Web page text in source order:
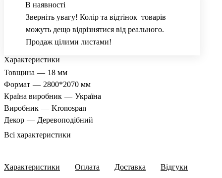
В наявності
Зверніть увагу! Колір та відтінок товарів
можуть дещо відрізнятися від реального.
Продаж цілими листами!
Характеристики
Товщина — 18 мм
Формат — 2800*2070 мм
Країна виробник — Україна
Виробник — Kronospan
Декор — Деревоподібний
Всі характеристики
Характеристики Оплата Доставка Відгуки